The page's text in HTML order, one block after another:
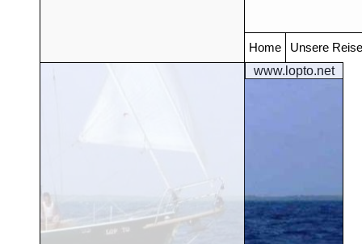
Home Unsere Reise
www.lopto.net